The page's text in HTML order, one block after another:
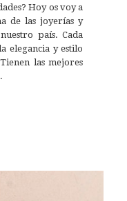
Hoy os voy a
de las joyerías y
país. Cada
elegancia y estilo
las mejores